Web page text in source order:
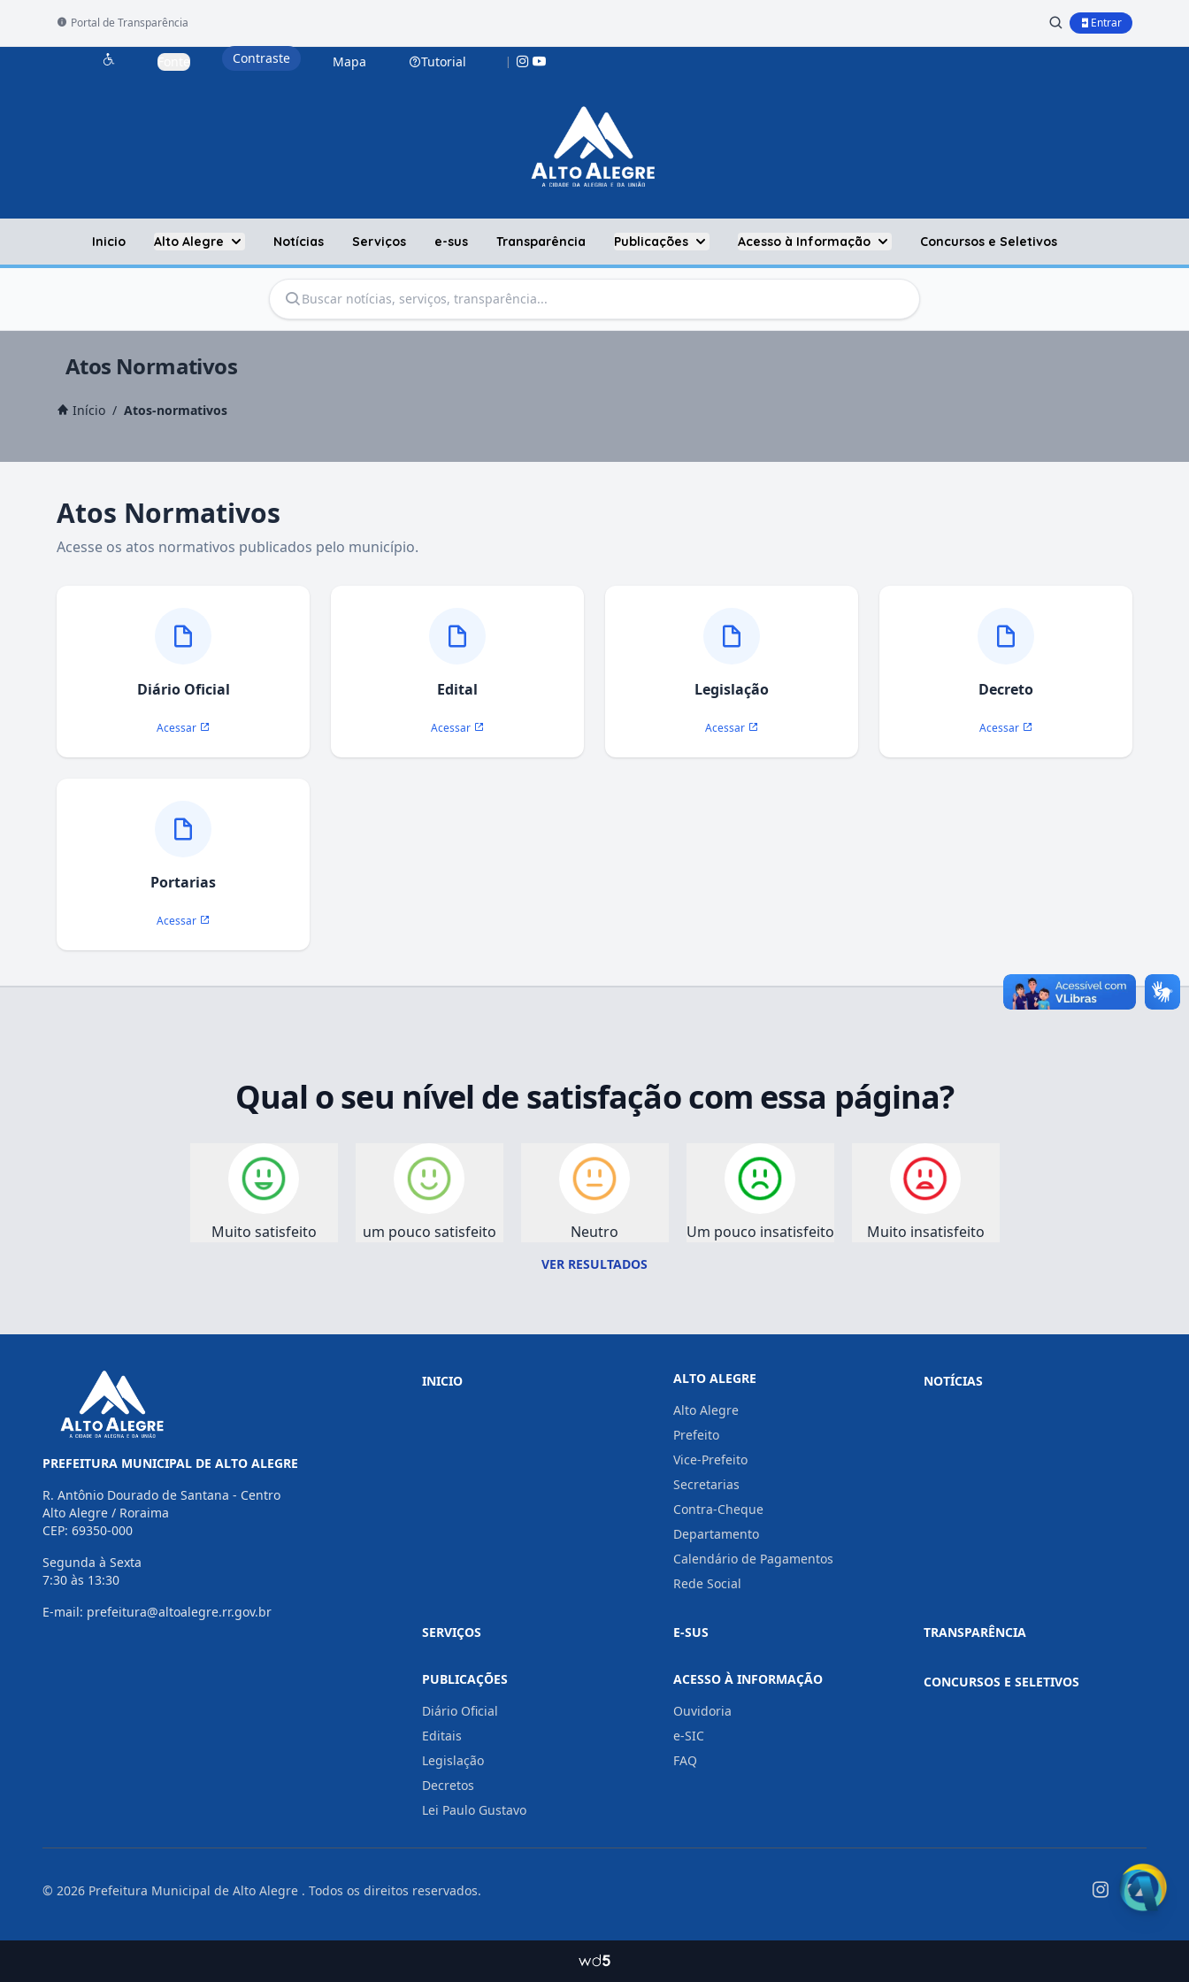
Portal de Transparência Entrar
Acessibilidade
Fonte Contraste Mapa Tutorial |
Inicio Alto Alegre Notícias Serviços e-sus Transparência Publicações Acesso à Informação Concursos e Seletivos
Atos Normativos
Início / Atos-normativos
Atos Normativos
Acesse os atos normativos publicados pelo município.
Diário Oficial
Acessar
Edital
Acessar
Legislação
Acessar
Decreto
Acessar
Portarias
Acessar
Qual o seu nível de satisfação com essa página?
Muito satisfeito um pouco satisfeito Neutro Um pouco insatisfeito Muito insatisfeito
VER RESULTADOS
PREFEITURA MUNICIPAL DE ALTO ALEGRE
R. Antônio Dourado de Santana - Centro
Alto Alegre / Roraima
CEP: 69350-000
Segunda à Sexta
7:30 às 13:30
E-mail: prefeitura@altoalegre.rr.gov.br
INICIO
ALTO ALEGRE
Alto Alegre
Prefeito
Vice-Prefeito
Secretarias
Contra-Cheque
Departamento
Calendário de Pagamentos
Rede Social
NOTÍCIAS
SERVIÇOS E-SUS TRANSPARÊNCIA
PUBLICAÇÕES
Diário Oficial
Editais
Legislação
Decretos
Lei Paulo Gustavo
ACESSO À INFORMAÇÃO
Ouvidoria
e-SIC
FAQ
CONCURSOS E SELETIVOS
© 2026 Prefeitura Municipal de Alto Alegre . Todos os direitos reservados.